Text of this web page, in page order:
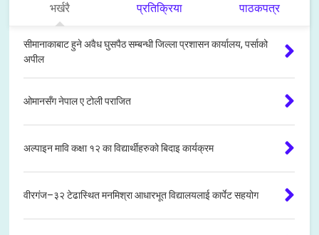
भर्खरै प्रतिक्रिया पाठकपत्र
सीमानाकाबाट हुने अवैध घुसपैठ सम्बन्धी जिल्ला प्रशासन कार्यालय, पर्साको
अपील
ओमानसँग नेपाल ए टोली पराजित
अल्पाइन मावि कक्षा १२ का विद्यार्थीहरुको बिदाइ कार्यक्रम
वीरगंज–३२ टेढास्थित मनमिश्रा आधारभूत विद्यालयलाई कार्पेट सहयोग